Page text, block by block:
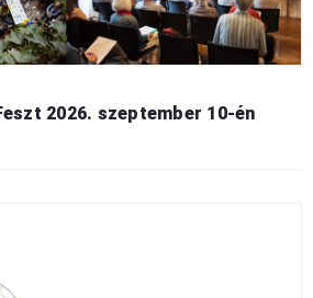
2026. szeptember 10-én